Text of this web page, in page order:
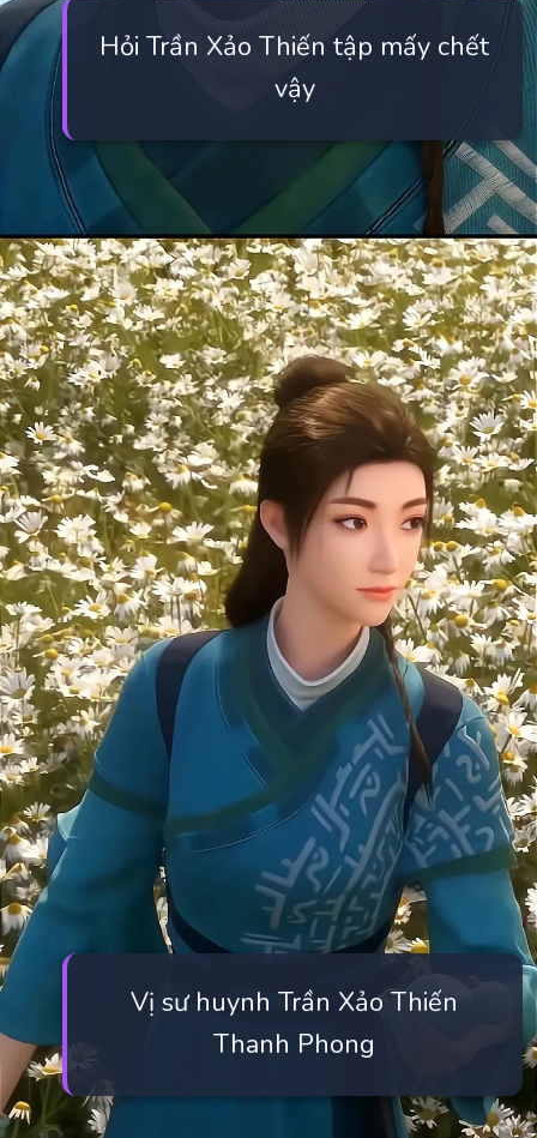
Hỏi Trần Xảo Thiến tập mấy chết
vậy
Đang mởhttps://manhua.edu.vn/tran-xao-thien
Vị sư huynh Trần Xảo Thiến
Thanh Phong